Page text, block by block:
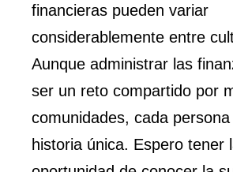
financieras pueden variar
considerablemente entre
Aunque administrar las
ser un reto compartido por
comunidades, cada
historia única. Espero tener